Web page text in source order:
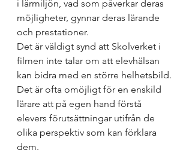
i lärmiljön, vad som påverkar deras
möjligheter, gynnar deras lärande
och prestationer.
Det är väldigt synd att Skolverket i
filmen inte talar om att elevhälsan
kan bidra med en större helhetsbild.
Det är ofta omöjligt för en enskild
lärare att på egen hand förstå
elevers förutsättningar utifrån de
olika perspektiv som kan förklara
dem.